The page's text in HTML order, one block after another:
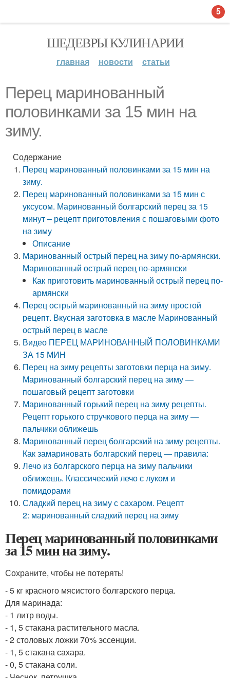
ШЕДЕВРЫ КУЛИНАРИИ
главная новости статьи
Перец маринованный
половинками за 15 мин на
зиму.
Содержание
Перец маринованный половинками за 15 мин на
зиму.
Перец маринованный половинками за 15 мин с
уксусом. Маринованный болгарский перец за 15
минут – рецепт приготовления с пошаговыми фото
на зиму
Описание
Маринованный острый перец на зиму по-армянски.
Маринованный острый перец по-армянски
Как приготовить маринованный острый перец по-
армянски
Перец острый маринованный на зиму простой
рецепт. Вкусная заготовка в масле Маринованный
острый перец в масле
Видео ПЕРЕЦ МАРИНОВАННЫЙ ПОЛОВИНКАМИ
ЗА 15 МИН
Перец на зиму рецепты заготовки перца на зиму.
Маринованный болгарский перец на зиму —
пошаговый рецепт заготовки
Маринованный горький перец на зиму рецепты.
Рецепт горького стручкового перца на зиму —
пальчики оближешь
Маринованный перец болгарский на зиму рецепты.
Как замариновать болгарский перец — правила:
Лечо из болгарского перца на зиму пальчики
оближешь. Классический лечо с луком и
помидорами
Сладкий перец на зиму с сахаром. Рецепт
2: маринованный сладкий перец на зиму
Перец маринованный половинками
за 15 мин на зиму.
Сохраните, чтобы не потерять!
- 5 кг красного мясистого болгарского перца.
Для маринада:
- 1 литр воды.
- 1, 5 стакана растительного масла.
- 2 столовых ложки 70% эссенции.
- 1, 5 стакана сахара.
- 0, 5 стакана соли.
5